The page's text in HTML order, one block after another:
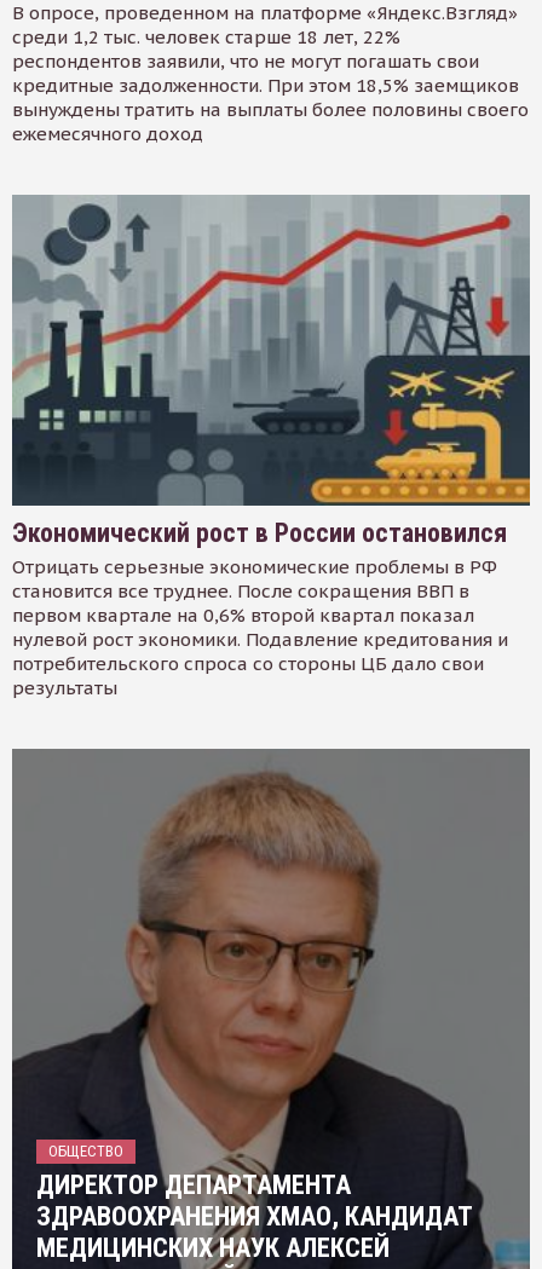
В опросе, проведенном на платформе «Яндекс.Взгляд»
среди 1,2 тыс. человек старше 18 лет, 22%
респондентов заявили, что не могут погашать свои
кредитные задолженности. При этом 18,5% заемщиков
вынуждены тратить на выплаты более половины своего
ежемесячного доход
Экономический рост в России остановился
Отрицать серьезные экономические проблемы в РФ
становится все труднее. После сокращения ВВП в
первом квартале на 0,6% второй квартал показал
нулевой рост экономики. Подавление кредитования и
потребительского спроса со стороны ЦБ дало свои
результаты
ОБЩЕСТВО
ДИРЕКТОР ДЕПАРТАМЕНТА
ЗДРАВООХРАНЕНИЯ ХМАО, КАНДИДАТ
МЕДИЦИНСКИХ НАУК АЛЕКСЕЙ